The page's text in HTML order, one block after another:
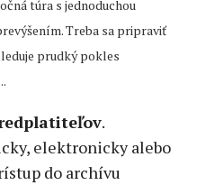
túra s jednoduchou
Treba sa pripraviť
prudký pokles
.
elektronicky alebo
do archívu